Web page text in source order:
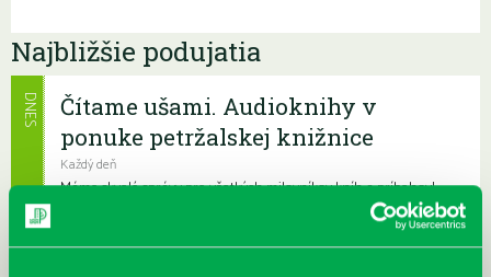
Najbližšie podujatia
Čítame ušami. Audioknihy v
ponuke petržalskej knižnice
Každý deň
Máme skvelé správy pre všetkých milovníkov kníh a príbehov!
Odteraz si môžete v našej knižnici nielen požičať klasické
DNES